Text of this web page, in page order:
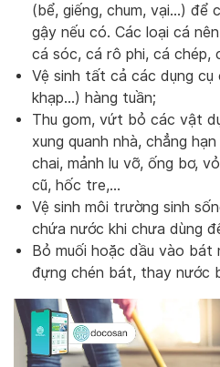
(bể, giếng, chum, vại…) để
gậy nếu có. Các loại cá
cá sóc, cá rô phi, cá chép,
Vệ sinh tất cả các dụng
khạp…) hàng tuần;
Thu gom, vứt bỏ các vật
xung quanh nhà, chẳng
chai, mảnh lu vỡ, ống bơ,
cũ, hốc tre,…
Vệ sinh môi trường sinh
chứa nước khi chưa dùng
Bỏ muối hoặc dầu vào bát
đựng chén bát, thay nước